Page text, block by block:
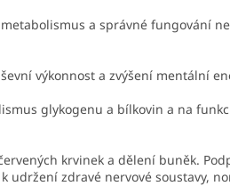
a správné fungování
výkonnost a zvýšení mentální
glykogenu a bílkovin a na
krvinek a dělení buněk.
udržení zdravé nervové soustavy,